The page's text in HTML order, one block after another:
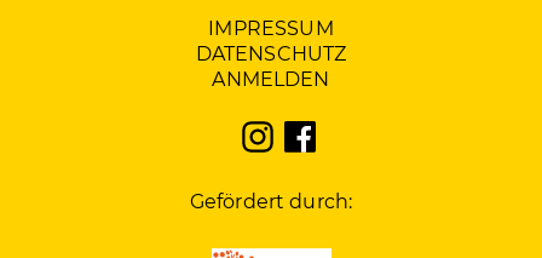
IMPRESSUM
DATENSCHUTZ
ANMELDEN
Gefördert durch: